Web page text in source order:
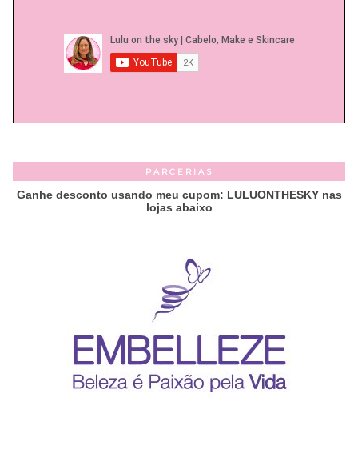
PARCERIAS
Ganhe desconto usando meu cupom: LULUONTHESKY nas
lojas abaixo